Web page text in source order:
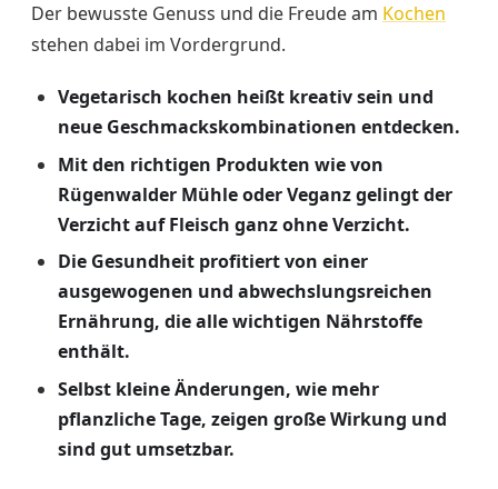
Der bewusste Genuss und die Freude am Kochen
stehen dabei im Vordergrund.
Vegetarisch kochen heißt kreativ sein und
neue Geschmackskombinationen entdecken.
Mit den richtigen Produkten wie von
Rügenwalder Mühle oder Veganz gelingt der
Verzicht auf Fleisch ganz ohne Verzicht.
Die Gesundheit profitiert von einer
ausgewogenen und abwechslungsreichen
Ernährung, die alle wichtigen Nährstoffe
enthält.
Selbst kleine Änderungen, wie mehr
pflanzliche Tage, zeigen große Wirkung und
sind gut umsetzbar.